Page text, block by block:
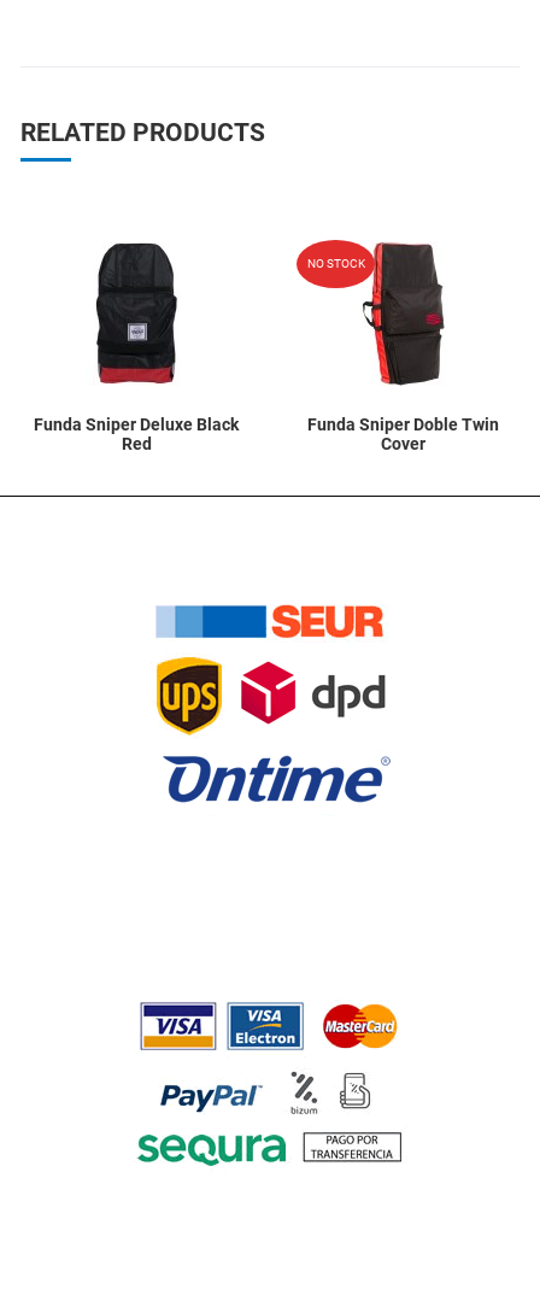
RELATED PRODUCTS
Add to Wishlist
Funda Sniper Deluxe Black
Red
NO STOCK
Funda Sniper Doble Twin
Cover